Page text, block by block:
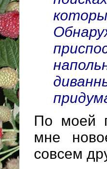
По моей
мне
совсем